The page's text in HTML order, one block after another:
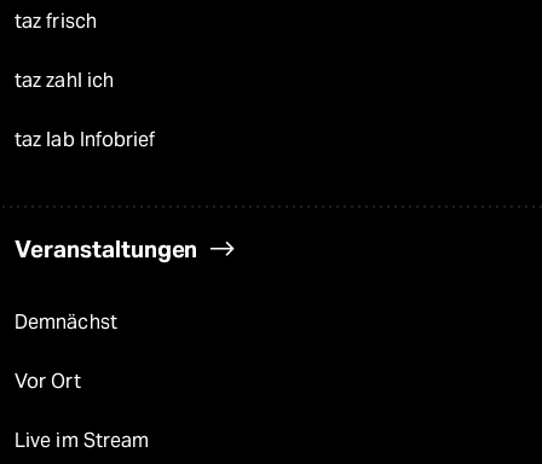
taz frisch
taz zahl ich
taz lab Infobrief
Veranstaltungen
Demnächst
Vor Ort
Live im Stream